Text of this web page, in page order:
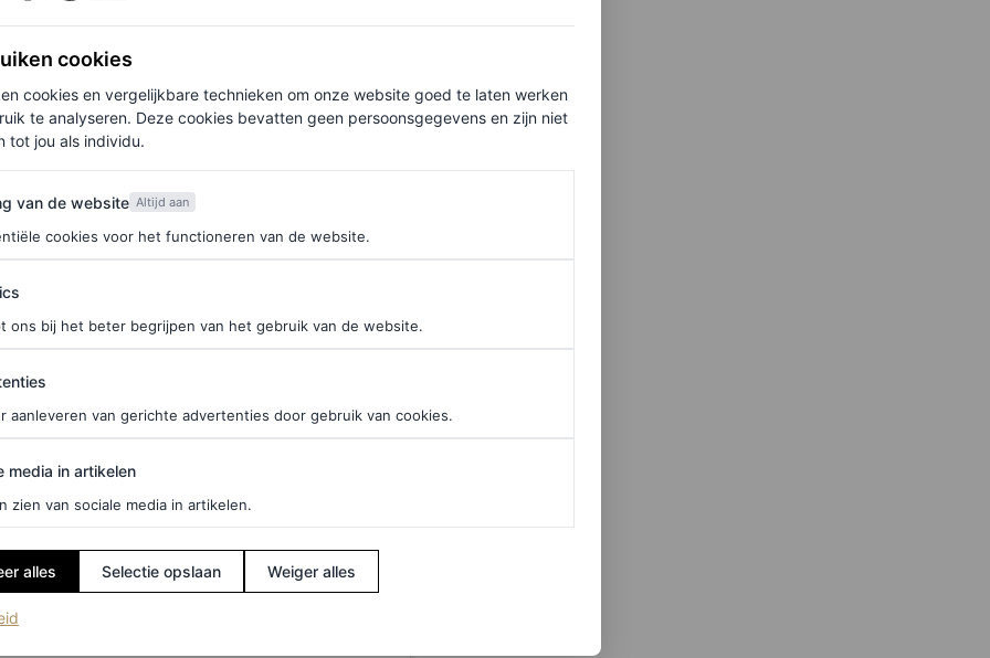
van Harry Styles?
visuele stijl valt op, zoals de kitscherige
geschoten door Vogue-fotograaf
een discobal in de schemering. Alles wijst erop
en is volledig geproduceerd door Kid Harpoon,
op 6 maart.
cookies
cookies en vergelijkbare technieken om onze website goed te laten werken
te analyseren. Deze cookies bevatten geen persoonsgegevens en zijn niet
tot jou als individu.
de website
van de website Altijd aan
cookies voor het functioneren van de website.
ons bij het beter begrijpen van het gebruik van de website.
aanleveren van gerichte advertenties door gebruik van cookies.
in artikelen
media in artikelen
zien van sociale media in artikelen.
alles Selectie opslaan Weiger alles